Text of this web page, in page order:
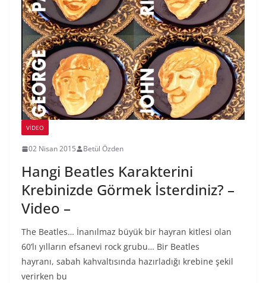
VIDEO
02 Nisan 2015 Betül Özden
Hangi Beatles Karakterini
Krebinizde Görmek İsterdiniz? –
Video –
The Beatles… İnanılmaz büyük bir hayran kitlesi olan
60’lı yılların efsanevi rock grubu… Bir Beatles
hayranı, sabah kahvaltısında hazırladığı krebine şekil
verirken bu